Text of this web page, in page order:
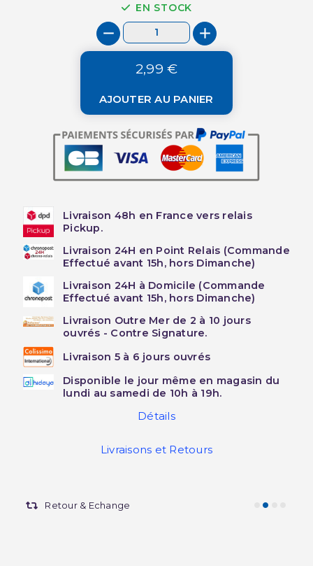
EN STOCK
2,99 €
AJOUTER AU PANIER
Livraison 48h en France vers relais
Pickup.
Livraison 24H en Point Relais (Commande
Effectué avant 15h, hors Dimanche)
Livraison 24H à Domicile (Commande
Effectué avant 15h, hors Dimanche)
Livraison Outre Mer de 2 à 10 jours
ouvrés - Contre Signature.
Livraison 5 à 6 jours ouvrés
Disponible le jour même en magasin du
lundi au samedi de 10h à 19h.
Détails
Livraisons et Retours
Retour & Echange